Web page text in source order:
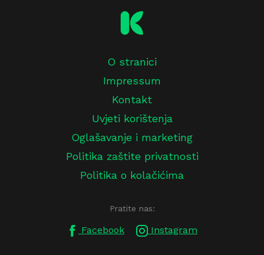
O stranici
Impressum
Kontakt
Uvjeti korištenja
Oglašavanje i marketing
Politika zaštite privatnosti
Politika o kolačićima
Pratite nas:
Facebook Instagram